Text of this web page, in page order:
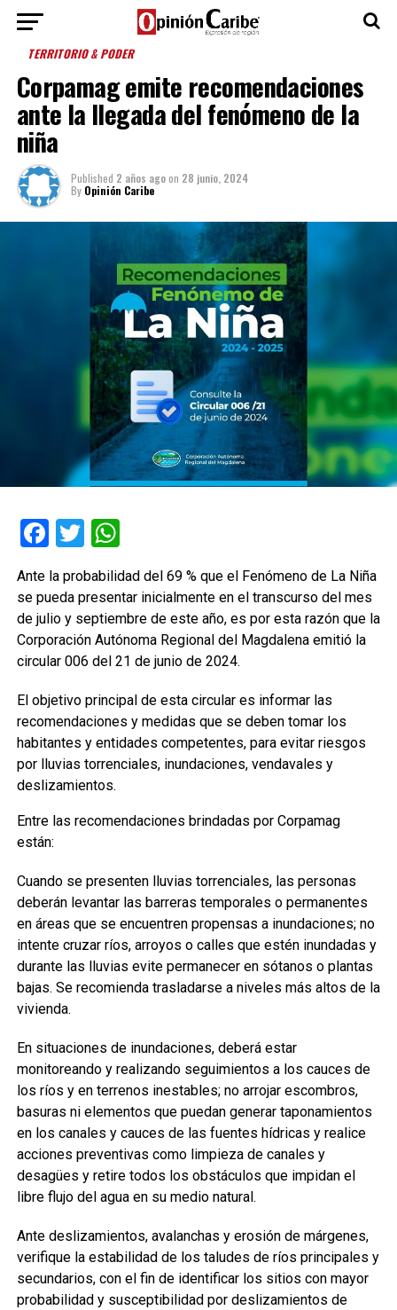
TERRITORIO & PODER
Corpamag emite recomendaciones
ante la llegada del fenómeno de la
niña
Published 2 años agoon 28 junio, 2024
By Opinión Caribe
Facebook
TwitterWhatsApp
Ante la probabilidad del 69 % que el Fenómeno de La Niña
se pueda presentar inicialmente en el transcurso del mes
de julio y septiembre de este año, es por esta razón que la
Corporación Autónoma Regional del Magdalena emitió la
circular 006 del 21 de junio de 2024.
El objetivo principal de esta circular es informar las
recomendaciones y medidas que se deben tomar los
habitantes y entidades competentes, para evitar riesgos
por lluvias torrenciales, inundaciones, vendavales y
deslizamientos.
Entre las recomendaciones brindadas por Corpamag
están:
Cuando se presenten lluvias torrenciales, las personas
deberán levantar las barreras temporales o permanentes
en áreas que se encuentren propensas a inundaciones; no
intente cruzar ríos, arroyos o calles que estén inundadas y
durante las lluvias evite permanecer en sótanos o plantas
bajas. Se recomienda trasladarse a niveles más altos de la
vivienda.
En situaciones de inundaciones, deberá estar
monitoreando y realizando seguimientos a los cauces de
los ríos y en terrenos inestables; no arrojar escombros,
basuras ni elementos que puedan generar taponamientos
en los canales y cauces de las fuentes hídricas y realice
acciones preventivas como limpieza de canales y
desagües y retire todos los obstáculos que impidan el
libre flujo del agua en su medio natural.
Ante deslizamientos, avalanchas y erosión de márgenes,
verifique la estabilidad de los taludes de ríos principales y
secundarios, con el fin de identificar los sitios con mayor
probabilidad y susceptibilidad por deslizamientos de